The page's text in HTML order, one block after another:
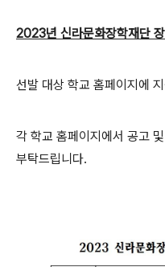
2023년 신라문화장학재단
선발 대상 학교 홈페이지에
각 학교 홈페이지에서 공고
부탁드립니다.